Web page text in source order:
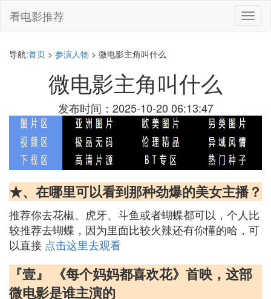
切
换
看电影推荐
导航:首页 > 参演人物 > 微电影主角叫什么
微电影主角叫什么
发布时间：2025-10-20 06:13:47
★、在哪里可以看到那种劲爆的美女主播？
推荐你去花椒、虎牙、斗鱼或者蝴蝶都可以，个人比
较推荐去蝴蝶，因为里面比较火辣还有你懂的哈，可
以直接 点击这里去观看
『壹』 《每个妈妈都喜欢花》首映，这部
微电影是谁主演的